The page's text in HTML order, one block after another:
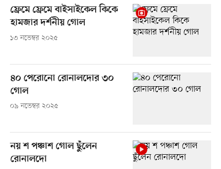
ফ্রেমে ফ্রেমে বাইসাইকেল কিকে
হামজার দর্শনীয় গোল
১৩ নভেম্বর ২০২৫
৪০ পেরোনো রোনালদোর ৩০
গোল
০৯ নভেম্বর ২০২৫
নয় শ পঞ্চাশ গোল ছুঁলেন
রোনালদো